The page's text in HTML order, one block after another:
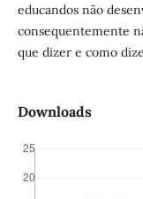
educandos não
consequentemente
que dizer e como
Downloads